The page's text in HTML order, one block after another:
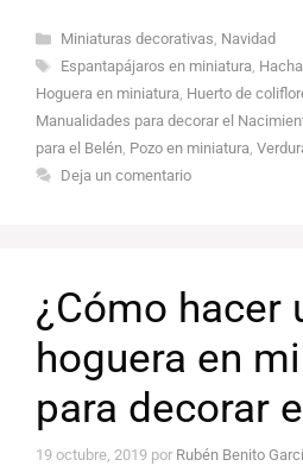
Categorías
Miniaturas decorativas Navidad
Etiquetas
Espantapájaros en miniatura
Hoguera en miniatura Huerto de
Manualidades para decorar el
para el Belén Pozo en miniatura
Deja un comentario
¿Cómo hacer
hoguera en
para decorar
19 octubre, 2019 por Rubén Benito